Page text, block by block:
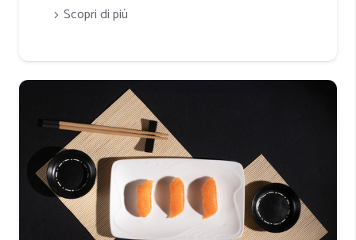
Scopri di più